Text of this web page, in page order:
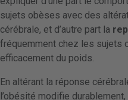
sujets obèses avec des
cérébrale, et d’autre part la
fréquemment chez les sujets
efficacement du poids.
En altérant la réponse
l’obésité modifie